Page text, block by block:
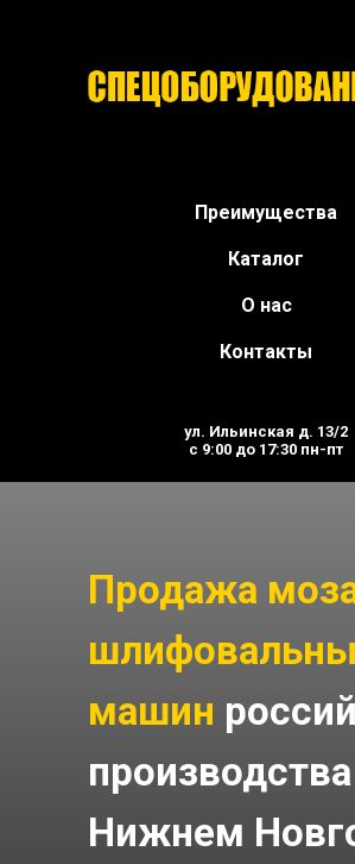
Преимущества
Каталог
О нас
Контакты
ул. Ильинская д. 13/2
с 9:00 до 17:30 пн-пт
Продажа
машин
Нижнем
Мозаично-
официального